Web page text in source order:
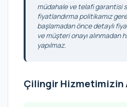
müdahale ve telafi garantisi
fiyatlandırma politikamız
başlamadan önce detaylı
ve müşteri onayı alınmadan
yapılmaz.
Çilingir Hizmetimizin